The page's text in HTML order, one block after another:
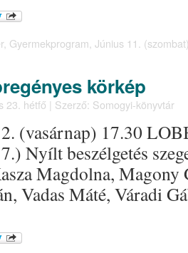
, Gyermekprogram, Június 11.
körkép
23. hétfő | Szerző: Somogyi-könyvtár
(vasárnap) 17.30
Nyílt beszélgetés
Magdolna, Magony
Vadas Máté, Váradi